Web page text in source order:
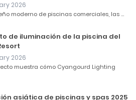
2026
moderno de piscinas comerciales, las ...
de iluminación de la piscina del
2026
muestra cómo Cyangourd Lighting
asiática de piscinas y spas 2025